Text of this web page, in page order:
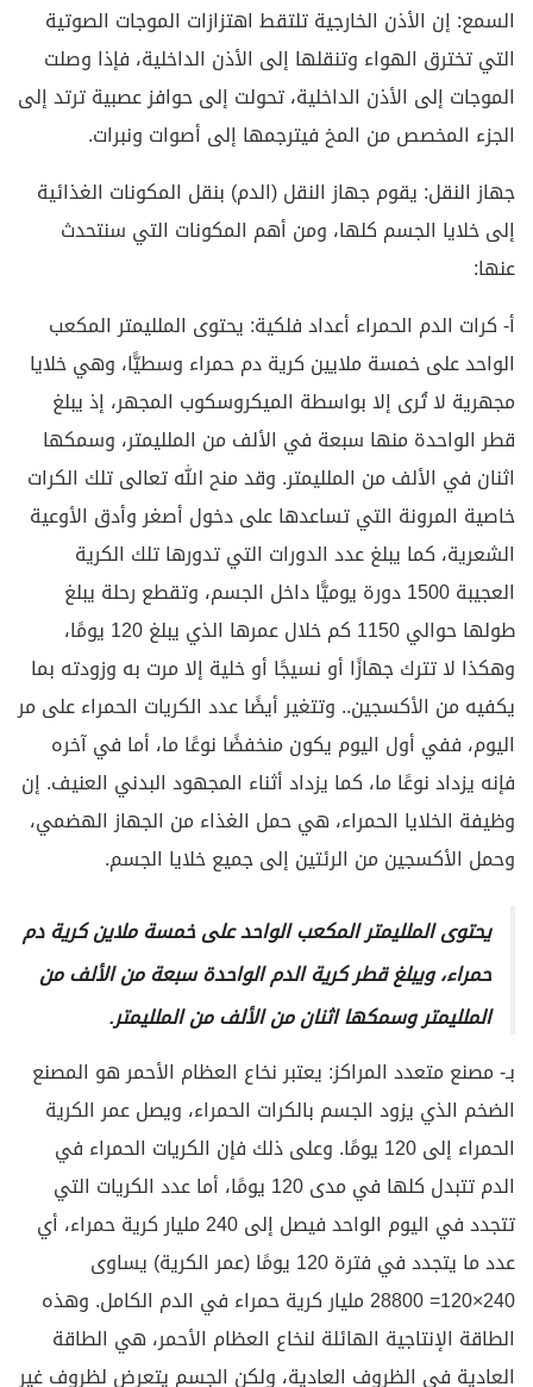
السمع: إن الأذن الخارجية تلتقط اهتزازات الموجات الصوتية
التي تخترق الهواء وتنقلها إلى الأذن الداخلية، فإذا وصلت
الموجات إلى الأذن الداخلية، تحولت إلى حوافز عصبية ترتد إلى
الجزء المخصص من المخ فيترجمها إلى أصوات ونبرات.
جهاز النقل: يقوم جهاز النقل (الدم) بنقل المكونات الغذائية
إلى خلايا الجسم كلها، ومن أهم المكونات التي سنتحدث
عنها:
أ- كرات الدم الحمراء أعداد فلكية: يحتوى الملليمتر المكعب
الواحد على خمسة ملايين كرية دم حمراء وسطيًّا، وهي خلايا
مجهرية لا تُرى إلا بواسطة الميكروسكوب المجهر، إذ يبلغ
قطر الواحدة منها سبعة في الألف من الملليمتر، وسمكها
اثنان في الألف من الملليمتر. وقد منح الله تعالى تلك الكرات
خاصية المرونة التي تساعدها على دخول أصغر وأدق الأوعية
الشعرية، كما يبلغ عدد الدورات التي تدورها تلك الكرية
العجيبة 1500 دورة يوميًّا داخل الجسم، وتقطع رحلة يبلغ
طولها حوالي 1150 كم خلال عمرها الذي يبلغ 120 يومًا،
وهكذا لا تترك جهازًا أو نسيجًا أو خلية إلا مرت به وزودته بما
يكفيه من الأكسجين.. وتتغير أيضًا عدد الكريات الحمراء على مر
اليوم، ففي أول اليوم يكون منخفضًا نوعًا ما، أما في آخره
فإنه يزداد نوعًا ما، كما يزداد أثناء المجهود البدني العنيف. إن
وظيفة الخلايا الحمراء، هي حمل الغذاء من الجهاز الهضمي،
وحمل الأكسجين من الرئتين إلى جميع خلايا الجسم.
يحتوى الملليمتر المكعب الواحد على خمسة ملاين كرية دم
حمراء، ويبلغ قطر كرية الدم الواحدة سبعة من الألف من
الملليمتر وسمكها اثنان من الألف من الملليمتر.
بـ- مصنع متعدد المراكز: يعتبر نخاع العظام الأحمر هو المصنع
الضخم الذي يزود الجسم بالكرات الحمراء، ويصل عمر الكرية
الحمراء إلى 120 يومًا. وعلى ذلك فإن الكريات الحمراء في
الدم تتبدل كلها في مدى 120 يومًا، أما عدد الكريات التي
تتجدد في اليوم الواحد فيصل إلى 240 مليار كرية حمراء، أي
عدد ما يتجدد في فترة 120 يومًا (عمر الكرية) يساوى
240×120= 28800 مليار كرية حمراء في الدم الكامل. وهذه
الطاقة الإنتاجية الهائلة لنخاع العظام الأحمر، هي الطاقة
العادية في الظروف العادية، ولكن الجسم يتعرض لظروف غير